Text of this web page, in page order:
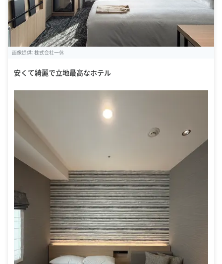
画像提供：株式会社一休
安くて綺麗で立地最高なホテル